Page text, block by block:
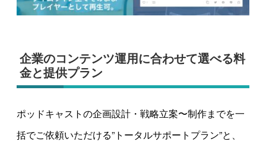
企業のコンテンツ運用に合わせて選べる料
金と提供プラン
ポッドキャストの企画設計・戦略立案〜制作までを一
括でご依頼いただける”トータルサポートプラン”と、